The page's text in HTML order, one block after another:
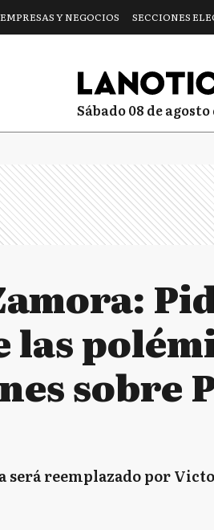
EMPRESAS Y NEGOCIOS SECCIONES
sábado 08 de agosto
las
sobre
reemplazado por